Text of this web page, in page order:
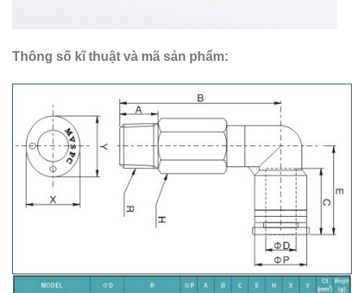
Thông số kĩ thuật và mã sản phẩm: